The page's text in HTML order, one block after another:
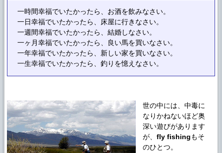
一時間幸福でいたかったら、お酒を飲みなさい。
一日幸福でいたかったら、床屋に行きなさい。
一週間幸福でいたかったら、結婚しなさい。
一ヶ月幸福でいたかったら、良い馬を買いなさい。
一年幸福でいたかったら、新しい家を買いなさい。
一生幸福でいたかったら、釣りを憶えなさい。
世の中には、中毒に
なりかねないほど奥
深い遊びがあります
が、 fly fishingもそ
のひとつ。